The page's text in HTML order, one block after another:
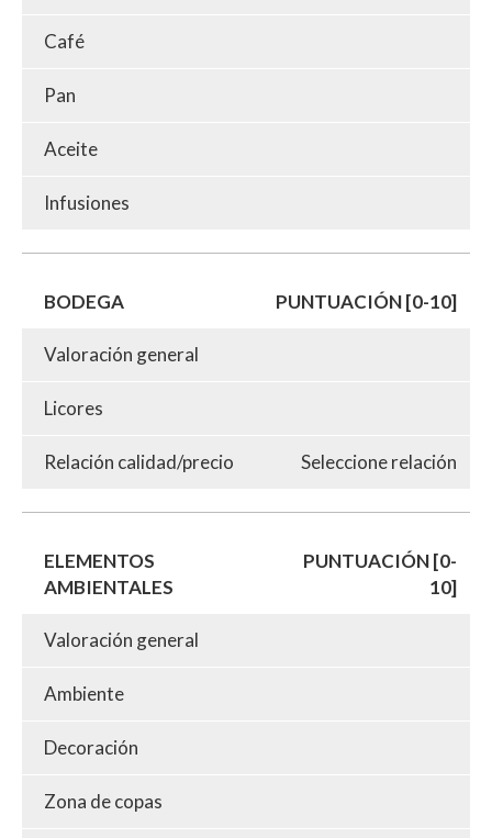
Café
Pan
Aceite
Infusiones
BODEGA PUNTUACIÓN [0-10]
Valoración general
Licores
Relación calidad/precio Seleccione relación
ELEMENTOS
AMBIENTALES
PUNTUACIÓN [0-
10]
Valoración general
Ambiente
Decoración
Zona de copas